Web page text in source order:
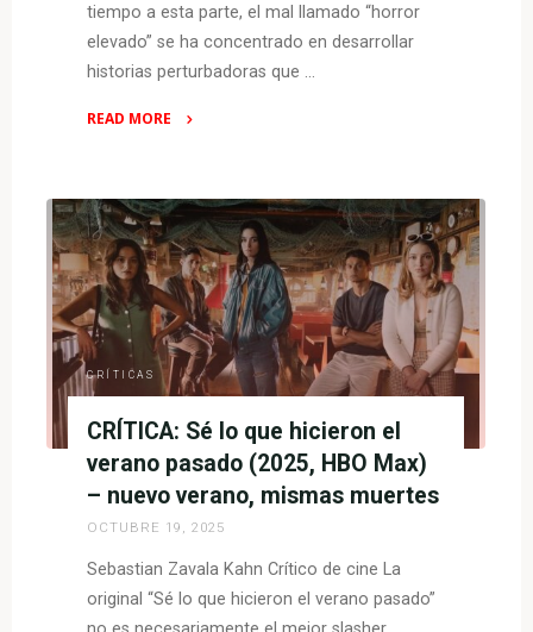
tiempo a esta parte, el mal llamado “horror
elevado” se ha concentrado en desarrollar
historias perturbadoras que …
READ MORE
mujer
de
las
sombras
(HBO
Max)
–
sobrellevando
el
dolor"
CRÍTICAS
CRÍTICA: Sé lo que hicieron el
verano pasado (2025, HBO Max)
– nuevo verano, mismas muertes
OCTUBRE 19, 2025
Sebastian Zavala Kahn Crítico de cine La
original “Sé lo que hicieron el verano pasado”